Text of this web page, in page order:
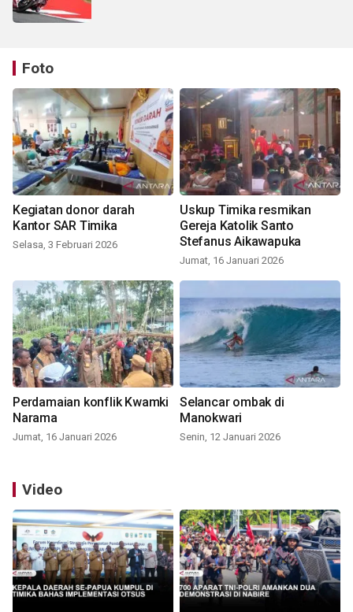
Foto
Kegiatan donor darah
Kantor SAR Timika
Selasa, 3 Februari 2026
Uskup Timika resmikan
Gereja Katolik Santo
Stefanus Aikawapuka
Jumat, 16 Januari 2026
Perdamaian konflik Kwamki
Narama
Jumat, 16 Januari 2026
Selancar ombak di
Manokwari
Senin, 12 Januari 2026
Video